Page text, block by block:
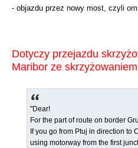
- objazdu przez nowy most, czyli
Dotyczy przejazdu
Maribor ze
"Dear!
For the part of route on border
If you go from Ptuj in direction to
using motorway from the first